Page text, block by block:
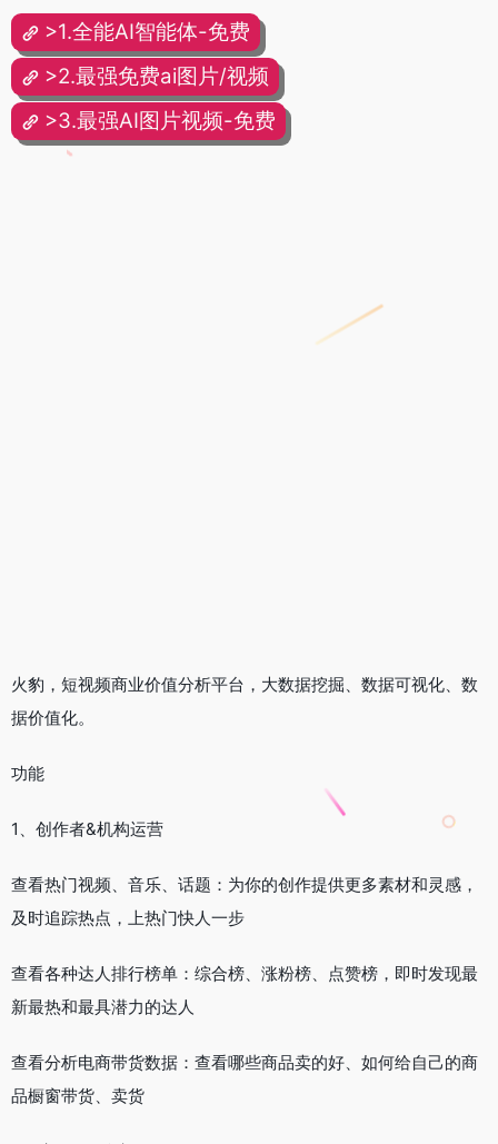
>1.全能AI智能体-免费
>2.最强免费ai图片/视频
>3.最强AI图片视频-免费
火豹，短视频商业价值分析平台，大数据挖掘、数据可视化、数
据价值化。
功能
1、创作者&机构运营
查看热门视频、音乐、话题：为你的创作提供更多素材和灵感，
及时追踪热点，上热门快人一步
查看各种达人排行榜单：综合榜、涨粉榜、点赞榜，即时发现最
新最热和最具潜力的达人
查看分析电商带货数据：查看哪些商品卖的好、如何给自己的商
品橱窗带货、卖货